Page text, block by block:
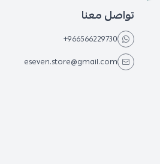
تواصل معنا
+966566229730
eseven.store@gmail.com